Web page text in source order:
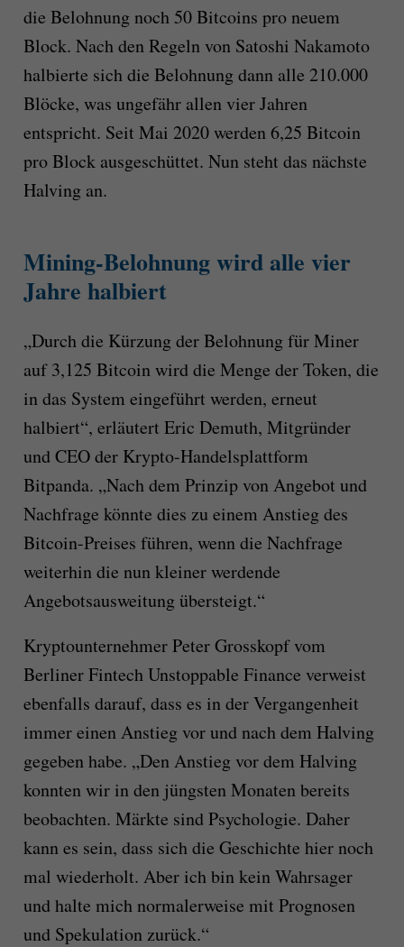
die Belohnung noch 50 Bitcoins pro neuem
Block. Nach den Regeln von Satoshi Nakamoto
halbierte sich die Belohnung dann alle 210.000
Blöcke, was ungefähr allen vier Jahren
entspricht. Seit Mai 2020 werden 6,25 Bitcoin
pro Block ausgeschüttet. Nun steht das nächste
Halving an.
Mining-Belohnung wird alle vier
Jahre halbiert
„Durch die Kürzung der Belohnung für Miner
auf 3,125 Bitcoin wird die Menge der Token, die
in das System eingeführt werden, erneut
halbiert“, erläutert Eric Demuth, Mitgründer
und CEO der Krypto-Handelsplattform
Bitpanda. „Nach dem Prinzip von Angebot und
Nachfrage könnte dies zu einem Anstieg des
Bitcoin-Preises führen, wenn die Nachfrage
weiterhin die nun kleiner werdende
Angebotsausweitung übersteigt.“
Kryptounternehmer Peter Grosskopf vom
Berliner Fintech Unstoppable Finance verweist
ebenfalls darauf, dass es in der Vergangenheit
immer einen Anstieg vor und nach dem Halving
gegeben habe. „Den Anstieg vor dem Halving
konnten wir in den jüngsten Monaten bereits
beobachten. Märkte sind Psychologie. Daher
kann es sein, dass sich die Geschichte hier noch
mal wiederholt. Aber ich bin kein Wahrsager
und halte mich normalerweise mit Prognosen
und Spekulation zurück.“